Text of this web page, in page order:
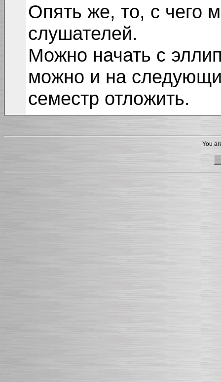
Опять же, то, с чего
слушателей.
Можно начать с
можно и на
семестр отложить.
You